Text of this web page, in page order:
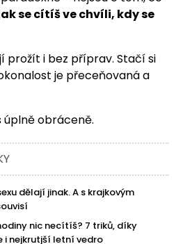
se cítíš ve chvíli, kdy se
prožít i bez příprav. Stačí si
je přeceňovaná a
úplně obráceně.
dělají jinak. A s krajkovým
nic necítíš? 7 triků, díky
i nejkrutjší letní vedro